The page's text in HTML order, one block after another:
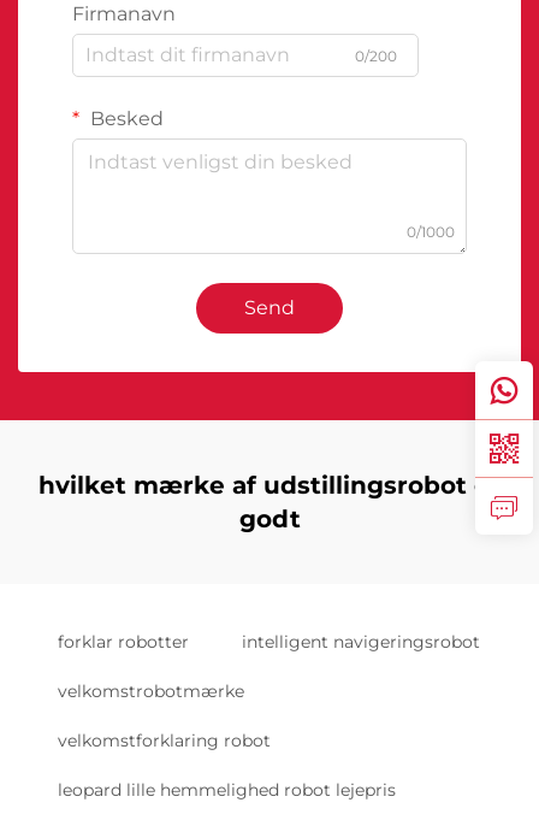
Firmanavn
0/200
Besked
0/1000
Send
hvilket mærke af udstillingsrobot er
godt
forklar robotter intelligent navigeringsrobot
velkomstrobotmærke
velkomstforklaring robot
leopard lille hemmelighed robot lejepris